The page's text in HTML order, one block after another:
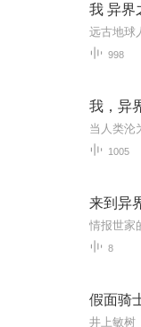
我 异界
998
我，异
1005
来到异
8
假面骑